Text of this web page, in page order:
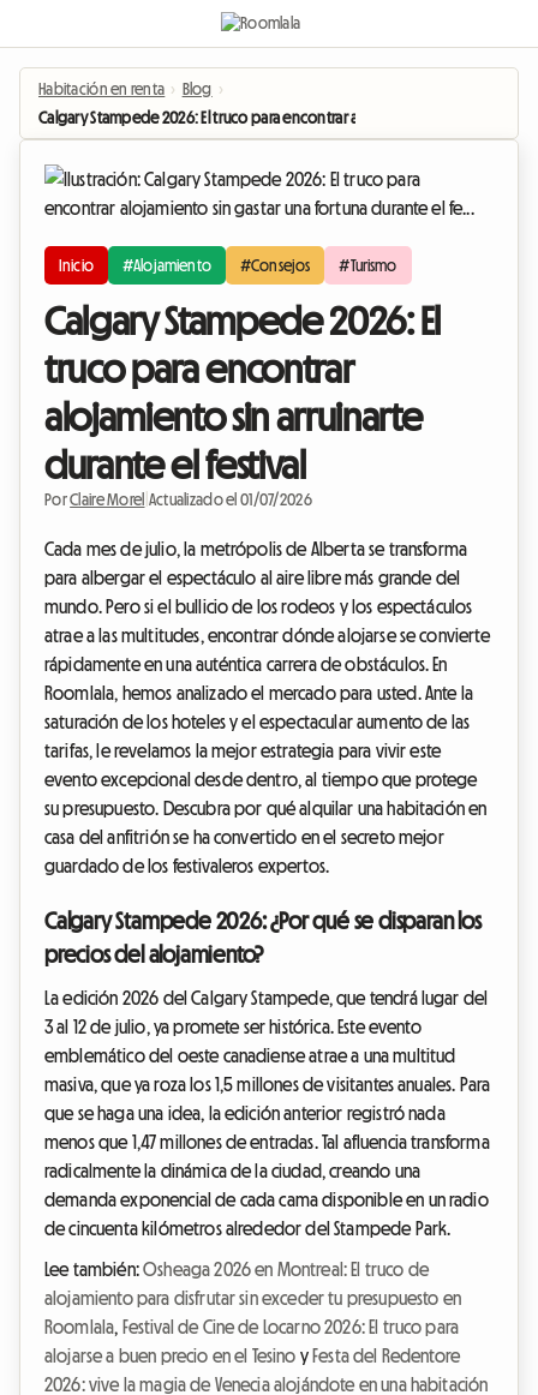
Habitación en renta › Blog ›
Calgary Stampede 2026: El truco para encontrar alojamiento sin arruinarte
Inicio #Alojamiento #Consejos #Turismo
Calgary Stampede 2026: El
truco para encontrar
alojamiento sin arruinarte
durante el festival
PorClaire Morel Actualizado el 01/07/2026
Cada mes de julio, la metrópolis de Alberta se transforma
para albergar el espectáculo al aire libre más grande del
mundo. Pero si el bullicio de los rodeos y los espectáculos
atrae a las multitudes, encontrar dónde alojarse se convierte
rápidamente en una auténtica carrera de obstáculos. En
Roomlala, hemos analizado el mercado para usted. Ante la
saturación de los hoteles y el espectacular aumento de las
tarifas, le revelamos la mejor estrategia para vivir este
evento excepcional desde dentro, al tiempo que protege
su presupuesto. Descubra por qué alquilar una habitación en
casa del anfitrión se ha convertido en el secreto mejor
guardado de los festivaleros expertos.
Calgary Stampede 2026: ¿Por qué se disparan los
precios del alojamiento?
La edición 2026 del Calgary Stampede, que tendrá lugar del
3 al 12 de julio, ya promete ser histórica. Este evento
emblemático del oeste canadiense atrae a una multitud
masiva, que ya roza los 1,5 millones de visitantes anuales. Para
que se haga una idea, la edición anterior registró nada
menos que 1,47 millones de entradas. Tal afluencia transforma
radicalmente la dinámica de la ciudad, creando una
demanda exponencial de cada cama disponible en un radio
de cincuenta kilómetros alrededor del Stampede Park.
Lee también:Osheaga 2026 en Montreal: El truco de
alojamiento para disfrutar sin exceder tu presupuesto en
Roomlala Festival de Cine de Locarno 2026: El truco para
alojarse a buen precio en el Tesino y Festa del Redentore
2026: vive la magia de Venecia alojándote en una habitación